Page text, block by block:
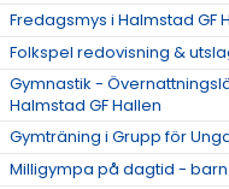
Fredagsmys i Halmstad GF
Folkspel redovisning &
Gymnastik -
Halmstad GF Hallen
Gymträning i Grupp för
Milligympa på dagtid -